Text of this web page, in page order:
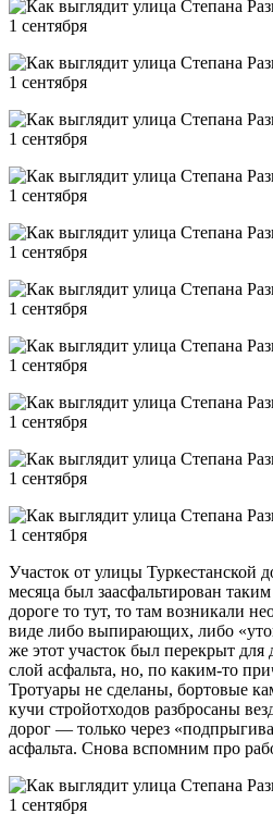
Участок от улицы Туркестанской
месяца был заасфальтирован
дороге то тут, то там возникали
виде либо выпирающих, либо
же этот участок был перекрыт
слой асфальта, но, по каким-то
Тротуары не сделаны, бортовые
кучи стройотходов разбросаны
дорог — только через
асфальта. Снова вспомним про